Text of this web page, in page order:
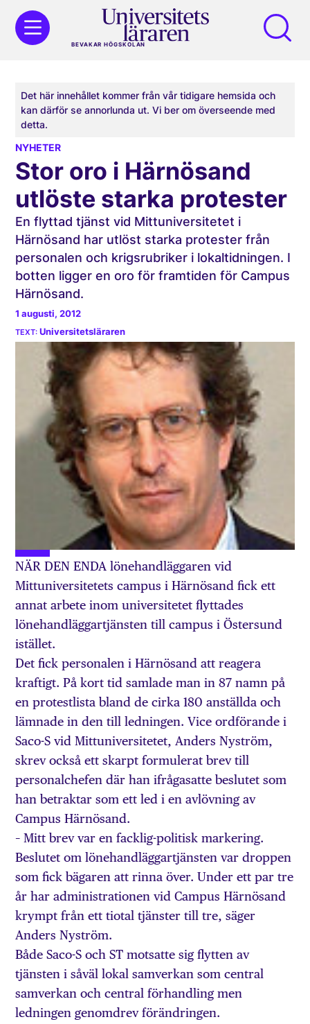
BEVAKAR HÖGSKOLAN
Det här innehållet kommer från vår tidigare hemsida och
kan därför se annorlunda ut. Vi ber om överseende med
detta.
NYHETER
Stor oro i Härnösand
utlöste starka protester
En flyttad tjänst vid Mittuniversitetet i
Härnösand har utlöst starka protester från
personalen och krigsrubriker i lokaltidningen. I
botten ligger en oro för framtiden för Campus
Härnösand.
1 augusti, 2012
Universitetsläraren
NÄR DEN ENDA lönehandläggaren vid
Mittuniversitetets campus i Härnösand fick ett
annat arbete inom universitetet flyttades
lönehandläggartjänsten till campus i Östersund
istället.
Det fick personalen i Härnösand att reagera
kraftigt. På kort tid samlade man in 87 namn på
en protestlista bland de cirka 180 anställda och
lämnade in den till ledningen. Vice ordförande i
Saco-S vid Mittuniversitetet, Anders Nyström,
skrev också ett skarpt formulerat brev till
personalchefen där han ifrågasatte beslutet som
han betraktar som ett led i en avlövning av
Campus Härnösand.
– Mitt brev var en facklig-politisk markering.
Beslutet om lönehandläggartjänsten var droppen
som fick bägaren att rinna över. Under ett par tre
år har administrationen vid Campus Härnösand
krympt från ett tiotal tjänster till tre, säger
Anders Nyström.
Både Saco-S och ST motsatte sig flytten av
tjänsten i såväl lokal samverkan som central
samverkan och central förhandling men
ledningen genomdrev förändringen.